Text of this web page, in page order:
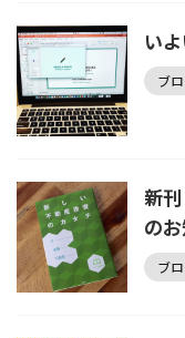
い
ブ
新
の
ブ